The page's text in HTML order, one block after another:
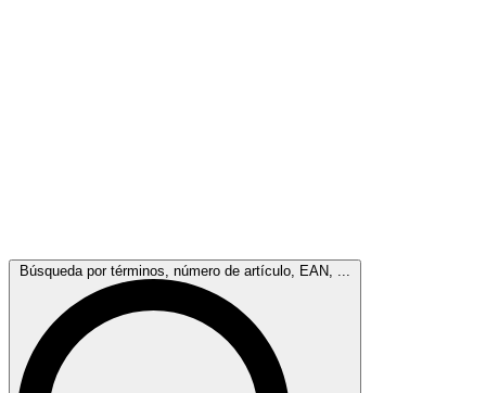
Búsqueda por términos, número de artículo, EAN, ...